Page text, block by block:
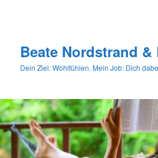
Beate Nordstrand
Dein Ziel: Wohlfühlen. Mein Job: Dich